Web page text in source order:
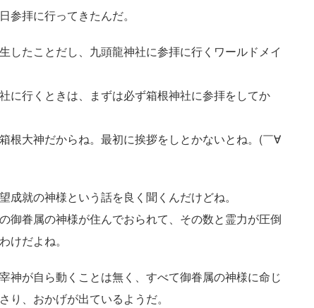
参拝に行ってきたんだ。
したことだし、九頭龍神社に参拝に行くワールドメイ
に行くときは、まずは必ず箱根神社に参拝をしてか
根大神だからね。最初に挨拶をしとかないとね。(￣∀
成就の神様という話を良く聞くんだけどね。
御眷属の神様が住んでおられて、その数と霊力が圧倒
けだよね。
神が自ら動くことは無く、すべて御眷属の神様に命じ
り、おかげが出ているようだ。